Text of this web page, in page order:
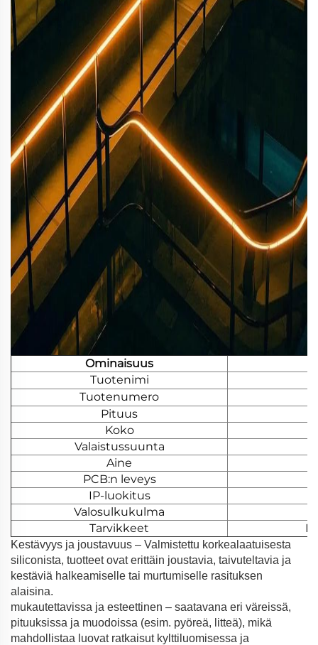
Ominaisuus
Tuotenimi
Tuotenumero
Pituus
Koko
Valaistussuunta
Aine
PCB:n leveys
IP-luokitus
Valosulkukulma
Tarvikkeet
Kestävyys ja joustavuus – Valmistettu korkealaatuisesta
siliconista, tuotteet ovat erittäin joustavia, taivuteltavia ja
kestäviä halkeamiselle tai murtumiselle rasituksen
alaisina.
mukautettavissa ja esteettinen – saatavana eri väreissä,
pituuksissa ja muodoissa (esim. pyöreä, litteä), mikä
mahdollistaa luovat ratkaisut kylttiluomisessa ja